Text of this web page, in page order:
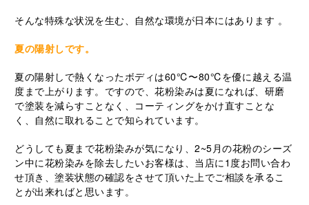
そんな特殊な状況を生む、自然な環境が日本にはあります 。
夏の陽射しです。
夏の陽射しで熱くなったボディは60℃〜80℃を優に越える温
度まで上がります。ですので、花粉染みは夏になれば、研磨
で塗装を減らすことなく、コーティングをかけ直すことな
く、自然に取れることで知られています。
どうしても夏まで花粉染みが気になり、2~5月の花粉のシーズ
ン中に花粉染みを除去したいお客様は、当店に1度お問い合わ
せ頂き、塗装状態の確認をさせて頂いた上でご相談を承るこ
とが出来ればと思います。